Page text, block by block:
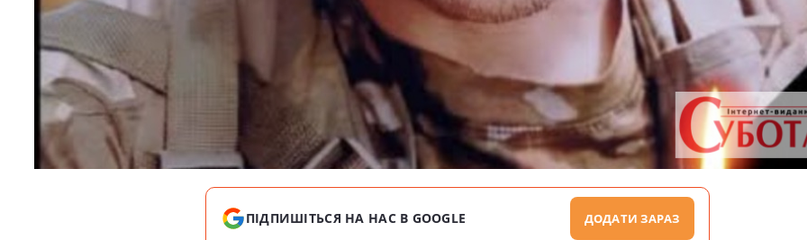
ПІДПИШІТЬСЯ НА НАС В GOOGLE ДОДАТИ ЗАРАЗ